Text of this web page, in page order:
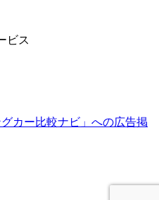
ビス
カー比較ナビ」への広告掲